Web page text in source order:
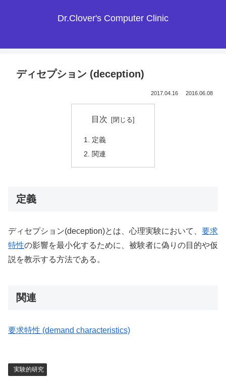
Dr.Clover's Computer Clinic
ディセプション (deception)
2017.04.16 2016.06.08
目次
定義
関連
定義
ディセプション(deception)とは、心理実験において、 要求
特性の影響を最小化するために、被験者に偽りの目的や仮
説を教示する方法である。
関連
要求特性 (demand characteristics)
実験的研究